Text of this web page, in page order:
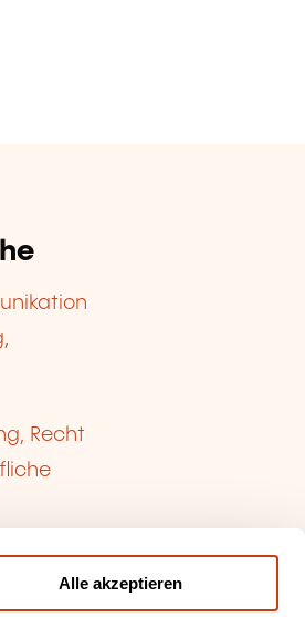
Alle akzeptieren
Recht